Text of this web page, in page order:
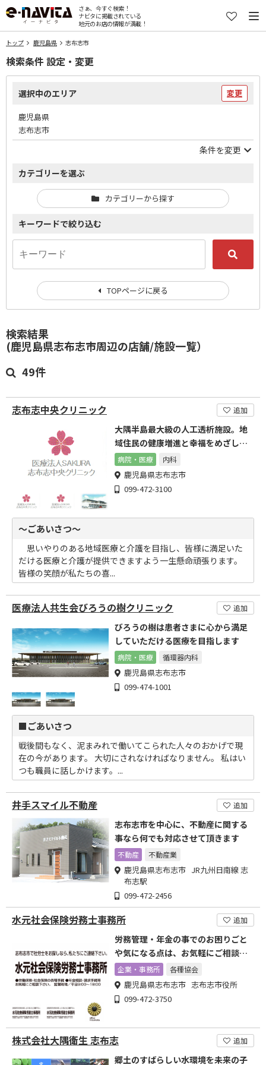
さぁ、今すぐ検索！
ナビタに掲載されている
地元のお店の情報が満載！
トップ 鹿児島県 志布志市
検索結果
(鹿児島県志布志市周辺の店舗/施設一覧）
49件
志布志中央クリニック 追加
大隅半島最大級の人工透析施設。地
域住民の健康増進と幸福をめざしま
す。
病院・医療 内科
鹿児島県志布志市
099-472-3100
～ごあいさつ～
思いやりのある地域医療と介護を目指し、皆様に満足いた
だける医療と介護が提供できますよう一生懸命頑張ります。
皆様の笑顔が私たちの喜...
医療法人共生会びろうの樹クリニック 追加
びろうの樹は患者さまに心から満足
していただける医療を目指します
病院・医療 循環器内科
鹿児島県志布志市
099-474-1001
■ごあいさつ
戦後間もなく、泥まみれで働いてこられた人々のおかげで現
在の今があります。 大切にされなければなりません。 私はい
つも職員に話しかけます。...
井手スマイル不動産 追加
志布志市を中心に、不動産に関する
事なら何でも対応させて頂きます
不動産 不動産業
鹿児島県志布志市 JR九州日南線 志
布志駅
099-472-2456
水元社会保険労務士事務所 追加
労務管理・年金の事でのお困りごと
や気になる点は、お気軽にご相談く
ださい。
企業・事務所 各種協会
鹿児島県志布志市 志布志市役所
099-472-3750
株式会社大隅衛生 志布志 追加
郷土のすばらしい水環境を未来の子
検索条件 設定・変更
選択中のエリア 変更
鹿児島県
志布志市
条件を変更
カテゴリーを選ぶ
カテゴリーから探す
キーワードで絞り込む
TOPページに戻る